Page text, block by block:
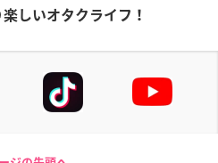
しいオタクライフ！